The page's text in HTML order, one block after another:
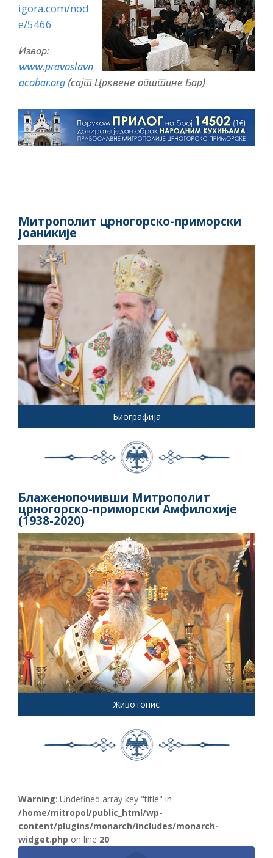
igora.com/nod
e/5466
Извор:
www.pravoslavn
acobar.org(сајт Црквене општине Бар)
Митрополит црногорско-приморски
Јоаникије
Биографија
Блаженопочивши Митрополит
црногорско-приморски Амфилохије
(1938-2020)
Животопис
Warning: Undefined array key "title" in
/home/mitropol/public_html/wp-
content/plugins/monarch/includes/monarch-
widget.php on line 20